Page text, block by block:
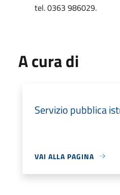
tel. 0363 986029.
A cura di
Servizio pubblica
VAI ALLA PAGINA